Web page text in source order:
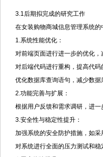
3.1后期拟完成的研究工作
在女装购物商城信息管理系统
1.系统性能优化：
对前端页面进行进一步的优化，
对后端代码进行重构，提高代码
优化数据库查询语句，减少数据
2.功能完善与扩展：
根据用户反馈和需求调研，进一
3.安全性与稳定性提升：
加强系统的安全防护措施，如采
对系统进行全面的压力测试和